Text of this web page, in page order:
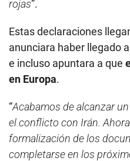
rojas”.
Estas declaraciones
anunciara haber llegado a
e incluso apuntara a que
en Europa.
“Acabamos de alcanzar
el conflicto con Irán.
formalización de los
completarse en los